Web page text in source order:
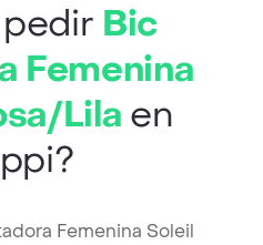
Bic
Femenina
Lila en
Femenina Soleil